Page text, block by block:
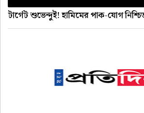
টার্গেট শুভেন্দুই! হামিমের পাক-যোগ